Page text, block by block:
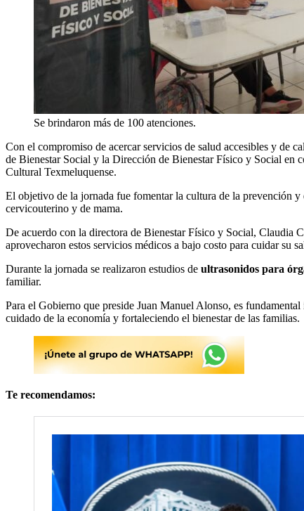
Se brindaron más de 100 atenciones.
Con el compromiso de acercar servicios de salud accesibles y de
de Bienestar Social y la Dirección de Bienestar Físico y Social
Cultural Texmeluquense.
El objetivo de la jornada fue fomentar la cultura de la prevención y
cervicouterino y de mama.
De acuerdo con la directora de Bienestar Físico y Social, Claudia
aprovecharon estos servicios médicos a bajo costo para cuidar su
Durante la jornada se realizaron estudios de ultrasonidos para
familiar.
Para el Gobierno que preside Juan Manuel Alonso, es
cuidado de la economía y fortaleciendo el bienestar de las familias.
Te recomendamos: